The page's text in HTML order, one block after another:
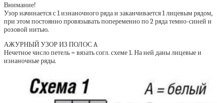
Внимание!
Узор начинается с 1 изнаночного ряда и заканчивается 1 лицевым рядом,
при этом постоянно провязывать попеременно по 2 ряда темно-синей и
розовой нитью.
АЖУРНЫЙ УЗОР ИЗ ПОЛОС A
Нечетное число петель = вязать согл. схеме 1. На ней даны лицевые и
изнаночные ряды.